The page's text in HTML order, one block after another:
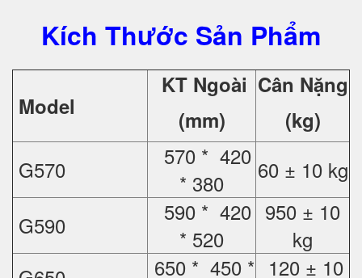
Kích Thước Sản Phẩm
Model
KT Ngoài
(mm)
Cân Nặng
(kg)
G570
570 * 420
* 380
60 ± 10 kg
G590
590 * 420
* 520
950 ± 10
kg
650 * 450 * 120 ± 10